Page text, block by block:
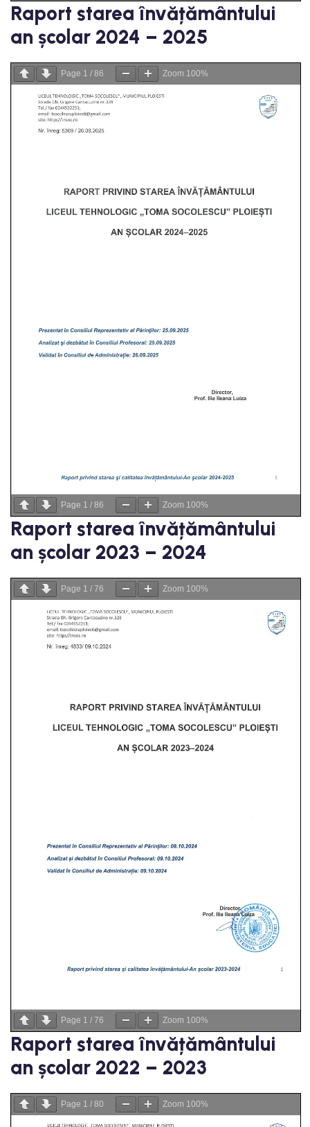
Raport starea învățământului
an școlar 2024 – 2025
Page 1 / 86 Zoom 100%
Page 1 / 86 Zoom 100%
Raport starea învățământului
an școlar 2023 – 2024
Page 1 / 76 Zoom 100%
Page 1 / 76 Zoom 100%
Raport starea învățământului
an școlar 2022 – 2023
Page 1 / 80 Zoom 100%